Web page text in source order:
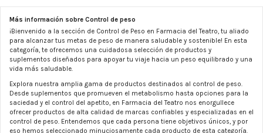
Más información sobre Control de peso
¡Bienvenido a la sección de Control de Peso en Farmacia del Teatro, tu aliado
para alcanzar tus metas de peso de manera saludable y sostenible! En esta
categoría, te ofrecemos una cuidadosa selección de productos y
suplementos diseñados para apoyar tu viaje hacia un peso equilibrado y una
vida más saludable.
Explora nuestra amplia gama de productos destinados al control de peso.
Desde suplementos que promueven el metabolismo hasta opciones para la
saciedad y el control del apetito, en Farmacia del Teatro nos enorgullece
ofrecer productos de alta calidad de marcas confiables y especializadas en el
control de peso. Entendemos que cada persona tiene objetivos únicos, y por
eso hemos seleccionado minuciosamente cada producto de esta categoría.